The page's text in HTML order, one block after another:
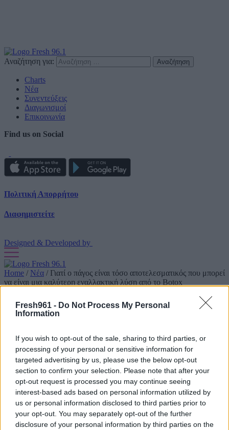
Fresh961 - Do Not Process My Personal
Information
If you wish to opt-out of the sale, sharing to third parties, or
processing of your personal or sensitive information for
targeted advertising by us, please use the below opt-out
section to confirm your selection. Please note that after your
opt-out request is processed you may continue seeing
interest-based ads based on personal information utilized by
us or personal information disclosed to third parties prior to
your opt-out. You may separately opt-out of the further
disclosure of your personal information by third parties on the
Αναζήτηση για:
Charts
Νέα
Συνεντεύξεις
Διαγωνισμοί
Επικοινωνία
Find us on Social
Πολιτική Απορρήτου
Διαφημιστείτε
Designed & Developed by
Home / Νέα / Γιατί ο πάγος είναι τόσο αποτελεσματικός που μπορεί
να είναι μια καλύτερη εναλλακτική λύση από το Botox
Γιατί ο πάγος είναι τόσο αποτελεσματικός
που μπορεί να είναι μια καλύτερη
05/05/2022
Όσο απίστευτο και αν σας ακούγεται, ο πάγος είναι μια
φυσική, ανορθωτική θεραπεία που προορίζεται να
αναζωογονήσει και να δώσει νεανική όψη στο δέρματός σου.